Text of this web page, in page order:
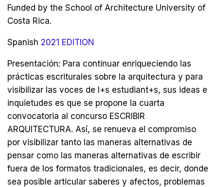
Funded by the School of Architecture University of
Costa Rica.
Spanish 2021 EDITION
Presentación: Para continuar enriqueciendo las
prácticas escriturales sobre la arquitectura y para
visibilizar las voces de l+s estudiant+s, sus ideas e
inquietudes es que se propone la cuarta
convocatoria al concurso ESCRIBIR
ARQUITECTURA. Así, se renueva el compromiso
por visibilizar tanto las maneras alternativas de
pensar como las maneras alternativas de escribir
fuera de los formatos tradicionales, es decir, donde
sea posible articular saberes y afectos, problemas